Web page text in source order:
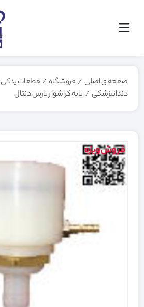
صفحه ی اصلی / فروشگاه / قطعات یدکی
دندانپزشکی / پایه کراشوار پارس دنتال